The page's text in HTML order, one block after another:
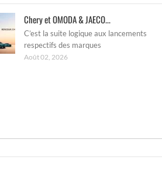
Chery et OMODA & JAECO...
C’est la suite logique aux lancements
respectifs des marques
Août 02, 2026